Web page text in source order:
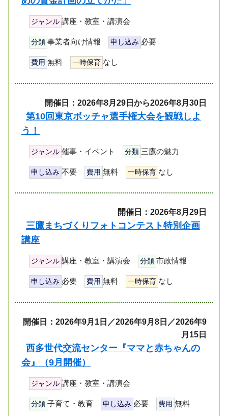
ジャンル 講座・教室・講演会
分類 事業者向け情報 申し込み 必要
費用 無料 一時保育 なし
開催日：2026年8月29日から2026年8月30日
第10回東京ボッチャ選手権大会を観戦しよ
う！
ジャンル 催事・イベント 分類 三鷹の魅力
申し込み 不要 費用 無料 一時保育 なし
開催日：2026年8月29日
三鷹まちづくりフォトコンテスト特別企画
講座
ジャンル 講座・教室・講演会 分類 市政情報
申し込み 必要 費用 無料 一時保育 なし
開催日：2026年9月1日／2026年9月8日／2026年9
月15日
西多世代交流センター『ママと赤ちゃんの
会』（9月開催）
ジャンル 講座・教室・講演会
分類 子育て・教育 申し込み 必要 費用 無料